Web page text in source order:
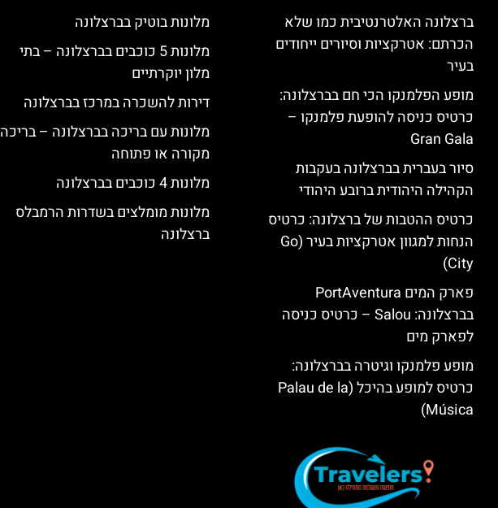
ברצלונה האלטרנטיבית כמו שלא
הכרתם: אטרקציות וסיורים ייחודים
בעיר
מופע הפלמנקו הכי חם בברצלונה:
כרטיס כניסה להופעת פלמנקו –
Gran Gala
סיור בעברית בברצלונה בעקבות
הקהילה היהודית ברובע היהודי
כרטיס ההטבות של ברצלונה: כרטיס
הנחות למגוון אטרקציות בעיר (Go
City)
פארק המים PortAventura
בברצלונה: Salou – כרטיס כניסה
לפארק מים
מופע פלמנקו וגיטרה בברצלונה:
כרטיס למופע בהיכל (Palau de la
Música)
מלונות בוטיק בברצלונה
מלונות 5 כוכבים בברצלונה – בתי
מלון יוקרתיים
דירות להשכרה במרכז בברצלונה
מלונות עם בריכה בברצלונה – בריכה
מקורה או פתוחה
מלונות 4 כוכבים בברצלונה
מלונות מומלצים בשדרות הרמבלס
ברצלונה